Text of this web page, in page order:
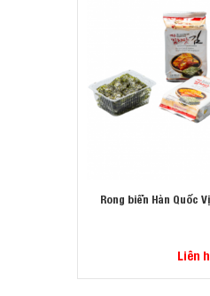
Rong biển Hàn Quốc
Liên